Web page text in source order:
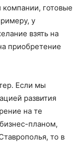
компании, готовые
у
взять на
приобретение
Если мы
развития
на те
планом,
то в